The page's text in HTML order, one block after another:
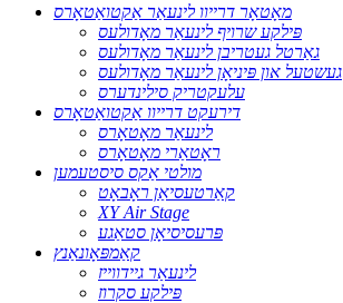
מאָטאָר דרייוו לינעאַר אַקטואַטאָרס
פּילקע שרויף לינעאַר מאָדולעס
גאַרטל געטריבן לינעאַר מאָדולעס
געשטעל און פּיניאָן לינעאַר מאָדולעס
עלעקטריק סילינדערס
דירעקט דרייוו אַקטואַטאָרס
לינעאַר מאָטאָרס
ראָטאַרי מאָטאָרס
מולטי אַקס סיסטעמען
קאַרטעסיאַן ראָבאָט
XY Air Stage
פּרעסיסיאָן סטאַגע
קאַמפּאָונאַנץ
לינעאַר גיידווייז
פּילקע סקרוז